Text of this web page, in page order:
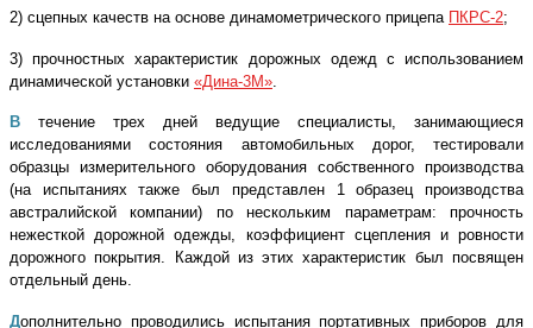
2) сцепных качеств на основе динамометрического прицепа ПКРС-2;
3) прочностных характеристик дорожных одежд с использованием
динамической установки «Дина-3М»
В течение трех дней ведущие специалисты, занимающиеся
исследованиями состояния автомобильных дорог, тестировали
образцы измерительного оборудования собственного производства
(на испытаниях также был представлен 1 образец производства
австралийской компании) по нескольким параметрам: прочность
нежесткой дорожной одежды, коэффициент сцепления и ровности
дорожного покрытия. Каждой из этих характеристик был посвящен
отдельный день.
Дополнительно проводились испытания портативных приборов для